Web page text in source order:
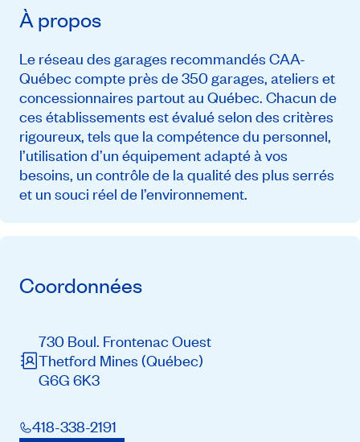
À propos
Le réseau des garages recommandés CAA-
Québec compte près de 350 garages, ateliers et
concessionnaires partout au Québec. Chacun de
ces établissements est évalué selon des critères
rigoureux, tels que la compétence du personnel,
l’utilisation d’un équipement adapté à vos
besoins, un contrôle de la qualité des plus serrés
et un souci réel de l’environnement.
Coordonnées
730 Boul. Frontenac Ouest
Thetford Mines (Québec)
G6G 6K3
418-338-2191